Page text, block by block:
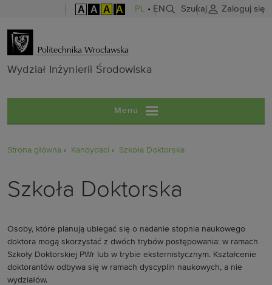
A A A A PL • EN Szukaj Zaloguj się
Wydział
Wydział Inżynierii Środowiska
Menu
Strona główna Kandydaci Szkoła Doktorska
Szkoła Doktorska
Osoby, które planują ubiegać się o nadanie stopnia naukowego
doktora mogą skorzystać z dwóch trybów postępowania: w ramach
Szkoły Doktorskiej PWr lub w trybie eksternistycznym. Kształcenie
doktorantów odbywa się w ramach dyscyplin naukowych, a nie
wydziałów.